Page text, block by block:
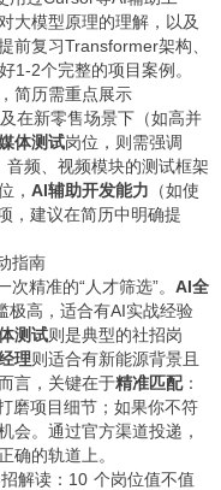
大模型原理的理解，以及
前复习Transformer架构、
1-2个完整的项目案例。
简历需重点展示
在新零售场景下（如高并
体测试岗位，则需强调
频、视频模块的测试框架
， AI辅助开发能力 （如使
，建议在简历中明确提
指南
精准的“人才筛选”。 AI全
极高，适合有AI实战经验
测试则是典型的社招岗
理则适合有新能源背景且
言，关键在于精准匹配：
磨项目细节；如果你不符
会。通过官方渠道投递，
确的轨道上。
解读：10 个岗位值不值